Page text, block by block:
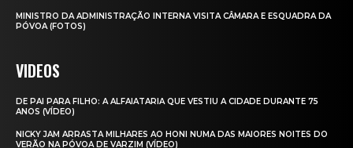
MINISTRO DA ADMINISTRAÇÃO INTERNA VISITA CÂMARA E ESQUADRA DA
PÓVOA (FOTOS)
VIDEOS
DE PAI PARA FILHO: A ALFAIATARIA QUE VESTIU A CIDADE DURANTE 75
ANOS (VÍDEO)
NICKY JAM ARRASTA MILHARES AO HONI NUMA DAS MAIORES NOITES DO
VERÃO NA PÓVOA DE VARZIM (VÍDEO)